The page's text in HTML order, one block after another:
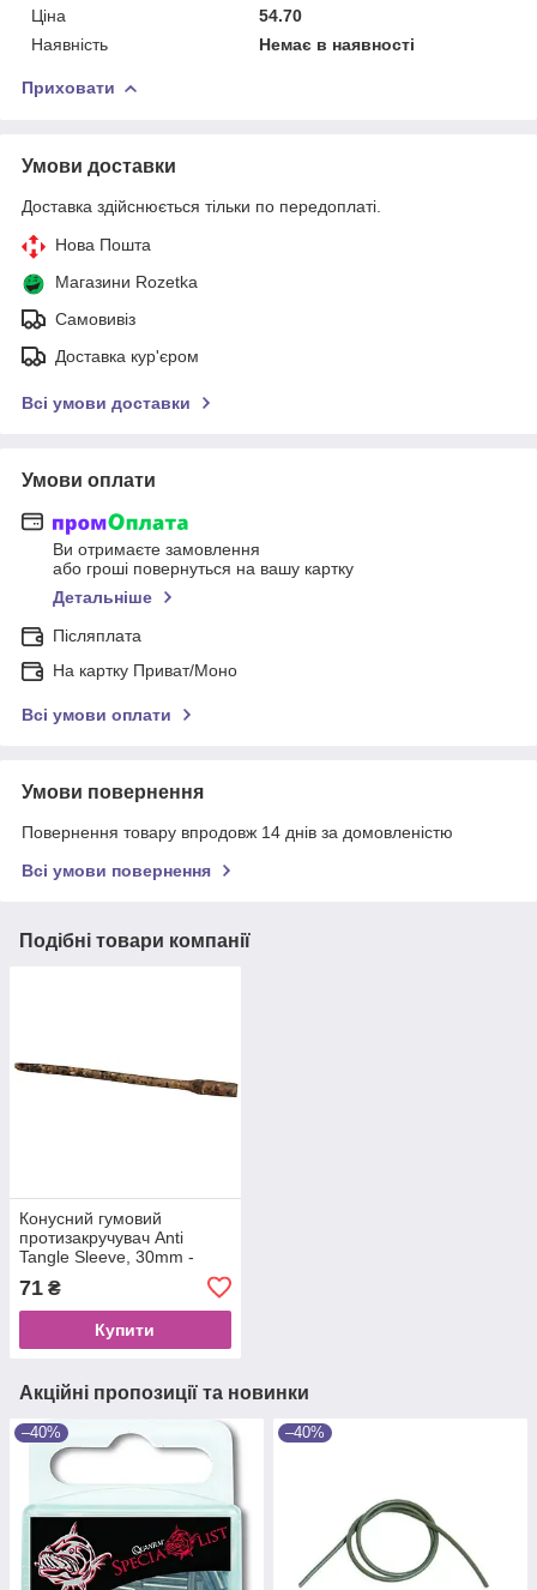
Ціна
54.70
Наявність
Немає в наявності
Приховати
Умови доставки
Доставка здійснюється тільки по передоплаті.
Нова Пошта
Магазини Rozetka
Самовивіз
Доставка кур'єром
Всі умови доставки
Умови оплати
Ви отримаєте замовлення
або гроші повернуться на вашу картку
Детальніше
Післяплата
На картку Приват/Моно
Всі умови оплати
Умови повернення
Повернення товару впродовж 14 днів за домовленістю
Всі умови повернення
Подібні товари компанії
Конусний гумовий
протизакручувач Anti
Tangle Sleeve, 30mm -
камуфляжний, 15 шт / уп
71 ₴
Купити
Акційні пропозиції та новинки
–40% –40%